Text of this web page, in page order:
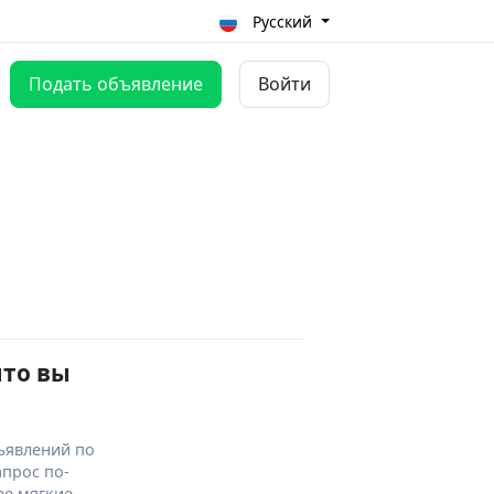
Русский
Подать объявление Войти
вы
по
по-